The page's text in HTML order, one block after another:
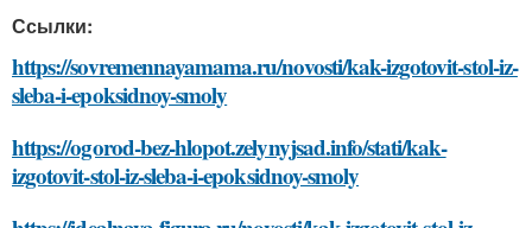
Ссылки:
https://sovremennayamama.ru/novosti/kak-izgotovit-stol-iz-
sleba-i-epoksidnoy-smoly
https://ogorod-bez-hlopot.zelynyjsad.info/stati/kak-
izgotovit-stol-iz-sleba-i-epoksidnoy-smoly